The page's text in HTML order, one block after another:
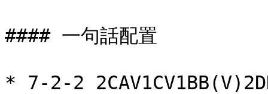
#### 一句話配置
* 7-2-2